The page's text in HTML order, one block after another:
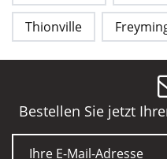
Thionville
Bestellen Sie jetzt
E-Mail